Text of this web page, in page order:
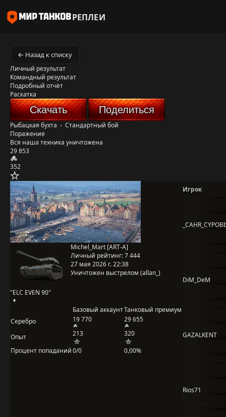
РЕПЛЕИ
← Назад к списку
Личный результат
Командный результат
Подробный отчёт
Раскатка
Скачать Поделиться
Рыбацкая бухта - Стандартный бой
Поражение
Вся наша техника уничтожена
29 853
352
"ELC EVEN 90"
Michel_Mart [ART-A]
Личный рейтинг:7 444
27 мая 2026 г. 22:38
Уничтожен выстрелом (allan_)
Базовый аккаунтТанковый премиум
Серебро
19 770 29 655
Опыт 213
320
Процент попаданий0/0 0,00%
Игрок
DiM_DeM
GAZALKENT
Rios71